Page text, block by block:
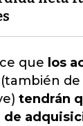
que los
(también
tendrán